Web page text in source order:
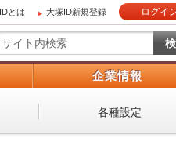
とは 大塚ID新規登録 ログイ
企業情報
各種設定